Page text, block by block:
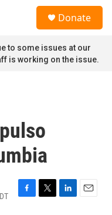
Donate
to some issues at our
is working on the issue.
F
T
L
E